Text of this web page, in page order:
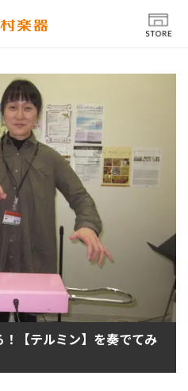
【テルミン】を奏でてみ